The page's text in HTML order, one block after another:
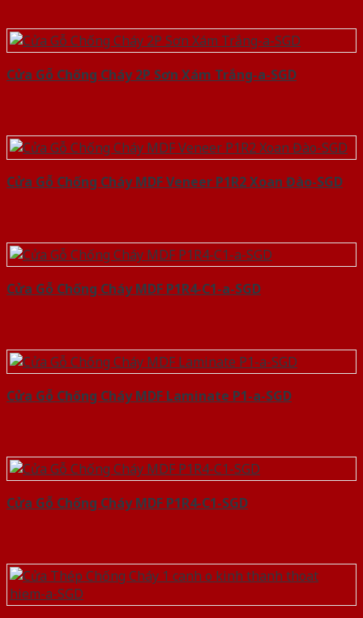
Cửa Gỗ Chống Cháy 2P Sơn Xám Trắng-a-SGD
Cửa Gỗ Chống Cháy MDF Veneer P1R2 Xoan Đào-SGD
Cửa Gỗ Chống Cháy MDF P1R4-C1-a-SGD
Cửa Gỗ Chống Cháy MDF Laminate P1-a-SGD
Cửa Gỗ Chống Cháy MDF P1R4-C1-SGD